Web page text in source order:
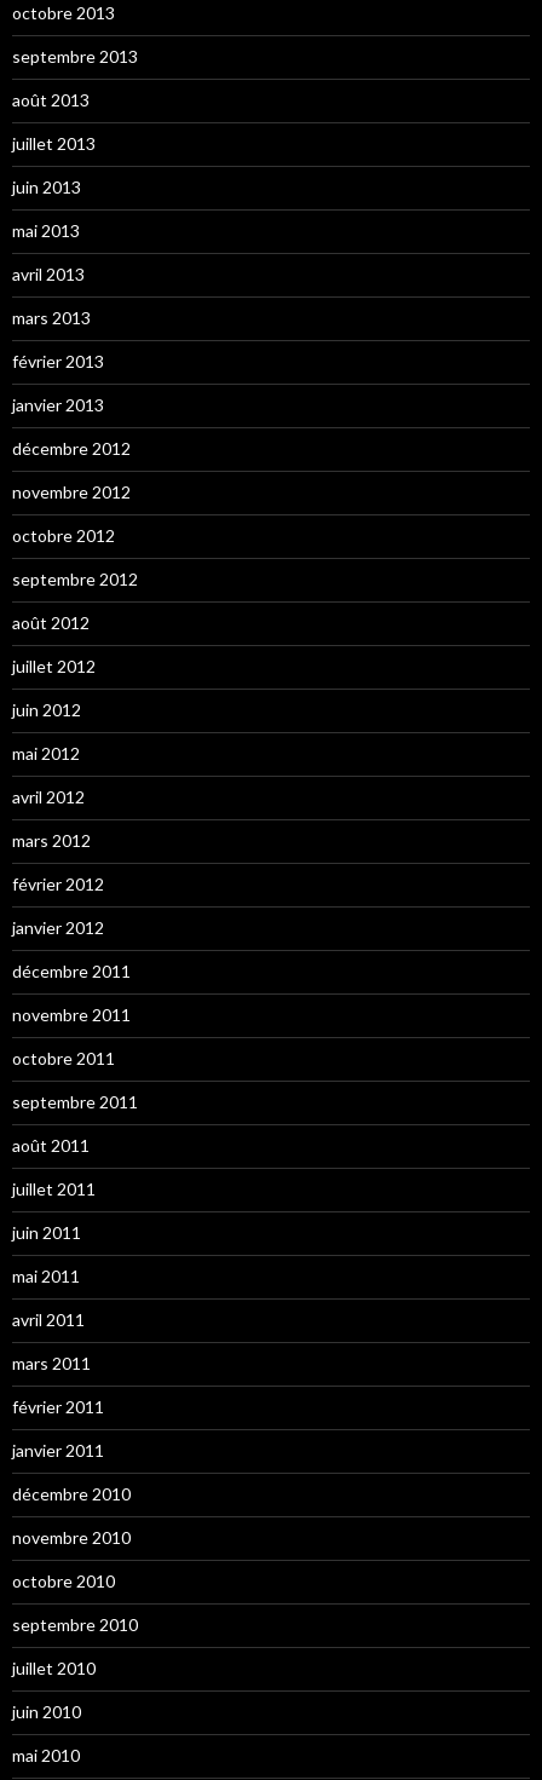
octobre 2013
septembre 2013
août 2013
juillet 2013
juin 2013
mai 2013
avril 2013
mars 2013
février 2013
janvier 2013
décembre 2012
novembre 2012
octobre 2012
septembre 2012
août 2012
juillet 2012
juin 2012
mai 2012
avril 2012
mars 2012
février 2012
janvier 2012
décembre 2011
novembre 2011
octobre 2011
septembre 2011
août 2011
juillet 2011
juin 2011
mai 2011
avril 2011
mars 2011
février 2011
janvier 2011
décembre 2010
novembre 2010
octobre 2010
septembre 2010
juillet 2010
juin 2010
mai 2010